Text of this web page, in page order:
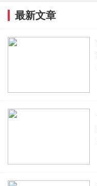
最新文章